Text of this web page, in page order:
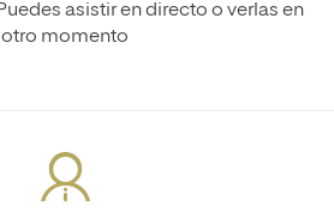
asistir en directo o verlas en
otro momento